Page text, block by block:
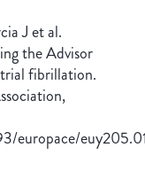
J et al.
the Advisor
fibrillation.
europace/